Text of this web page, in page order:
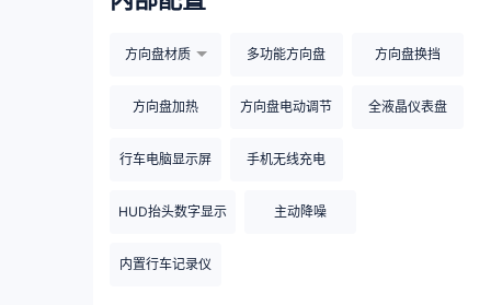
方向盘材质 多功能方向盘 方向盘换挡
方向盘加热 方向盘电动调节 全液晶仪表盘
行车电脑显示屏 手机无线充电
HUD抬头数字显示 主动降噪
内置行车记录仪